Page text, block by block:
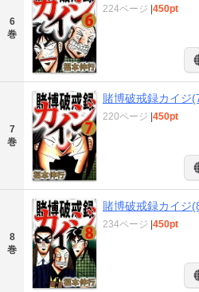
6
巻
224ページ 450pt
7
巻
賭博破戒録カイジ
220ページ 450pt
8
巻
賭博破戒録カイジ
234ページ 450pt